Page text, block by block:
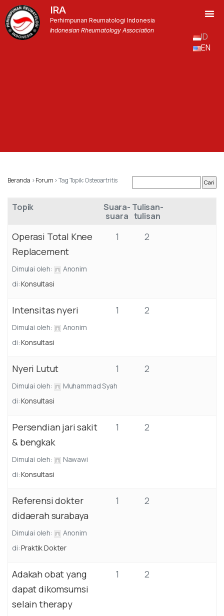
IRA
Perhimpunan Reumatologi Indonesia
Indonesian Rheumatology Association
ID
EN
Beranda ›Forum ›Tag Topik: Osteoartritis
Topik
Suara-
suara
Tulisan-
tulisan
Operasi Total Knee
Replacement
Dimulai oleh:
Anonim
di:Konsultasi
1 2
Intensitas nyeri
Dimulai oleh:
Anonim
di:Konsultasi
1 2
Nyeri Lutut
Dimulai oleh:
Muhammad Syah
di:Konsultasi
1 2
Persendian jari sakit
& bengkak
Dimulai oleh:
Nawawi
di:Konsultasi
1 2
Referensi dokter
didaerah surabaya
Dimulai oleh:
Anonim
di:Praktik Dokter
1 2
Adakah obat yang
dapat dikomsumsi
selain therapy
1 2